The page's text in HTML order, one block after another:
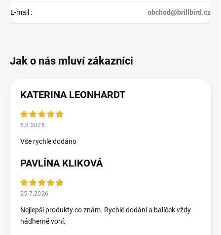
E-mail : obchod@brillbird.cz
KATERINA LEONHARDT
6.8.2026
Vše rychle dodáno
PAVLÍNA KLIKOVÁ
25.7.2026
Nejlepší produkty co znám. Rychlé dodání a balíček vždy
nádherně voní.